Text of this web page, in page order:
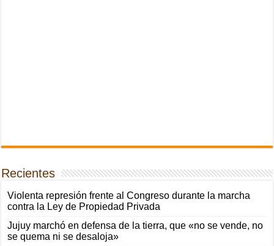
Recientes
Violenta represión frente al Congreso durante la marcha
contra la Ley de Propiedad Privada
Jujuy marchó en defensa de la tierra, que «no se vende, no
se quema ni se desaloja»